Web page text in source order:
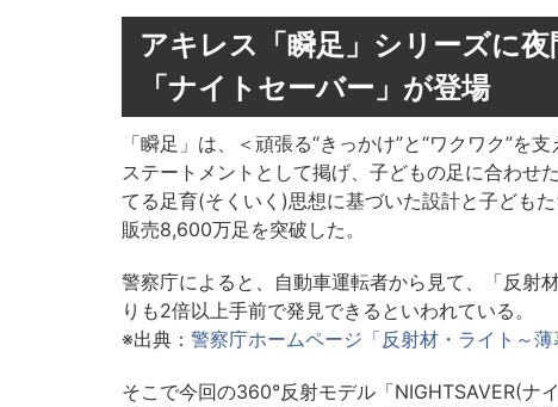
アキレス「瞬足」シリーズに
「ナイトセーバー」が登場
「瞬足」は、＜頑張る“きっかけ”と“ワクワク”を
ステートメントとして掲げ、子どもの足に合わせ
てる足育(そくいく)思想に基づいた設計と子ども
販売8,600万足を突破した。
警察庁によると、自動車運転者から見て、「反射
りも2倍以上手前で発見できるといわれている。
※出典： 警察庁ホームページ「反射材・ライト～
そこで今回の360°反射モデル「NIGHTSAVER(ナ